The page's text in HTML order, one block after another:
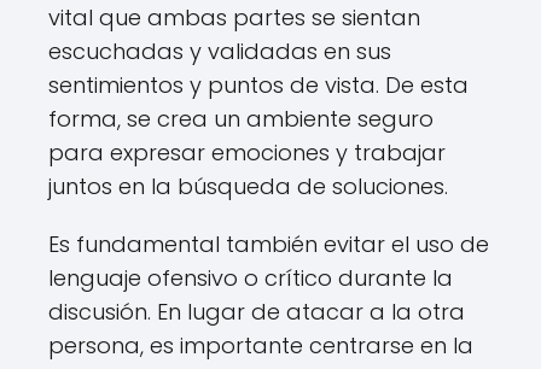
vital que ambas partes se sientan
escuchadas y validadas en sus
sentimientos y puntos de vista. De esta
forma, se crea un ambiente seguro
para expresar emociones y trabajar
juntos en la búsqueda de soluciones.
Es fundamental también evitar el uso de
lenguaje ofensivo o crítico durante la
discusión. En lugar de atacar a la otra
persona, es importante centrarse en la